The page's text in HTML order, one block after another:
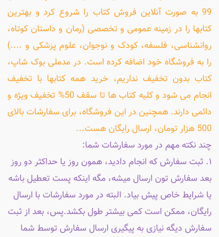
99 به صورت آنلاین فروش کتاب را شروع کرد و بهترین
کتابها را در زمینه عمومی و تخصصی (رمان و داستان کوتاه،
روانشناسی، فلسفه، کودک و نوجوان، علوم پزشکی و ....)
را به فروشگاه خود اضافه کرده است. در مدملی بوک شاپ،
کتاب بدون تخفیف نداریم، خرید همه کتابها با تخفیف
انجام می شود و کلیه کتاب ها تا سقف 50% تخفیف ویژه و
دائمی دارند. همچنین در این فروشگاه، برای سفارشات بالای
500 هزار تومان، ارسال رایگان هست...
چند نکته مهم در مورد سفارشات شما:
۱. ثبت سفارش که انجام دادید، همون روز یا حداکثر دو روز
بعد سفارش تون ارسال میشه، مگه اینکه پست تعطیل باشه
یا شرایط خاص پیش بیاد. البته در مورد سفارشات با ارسال
رایگان، ممکن است کمی بیشتر طول بکشد.پس، بعد از ثبت
سفارش دیگه نیازی به پیگیری ارسال سفارش توسط شما